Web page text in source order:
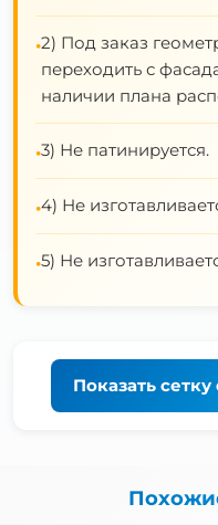
•2) Под заказ
переходить с
наличии плана
•3) Не патинируется.
•4) Не
•5) Не
Показатьсетку